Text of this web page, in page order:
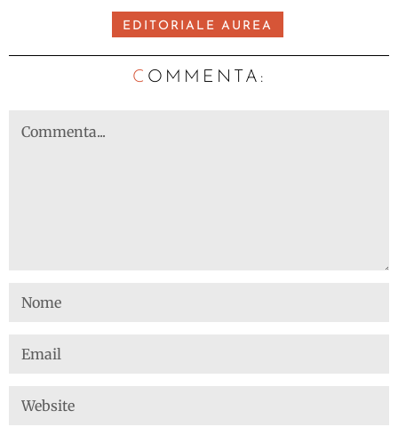
EDITORIALE AUREA
C OMMENTA: